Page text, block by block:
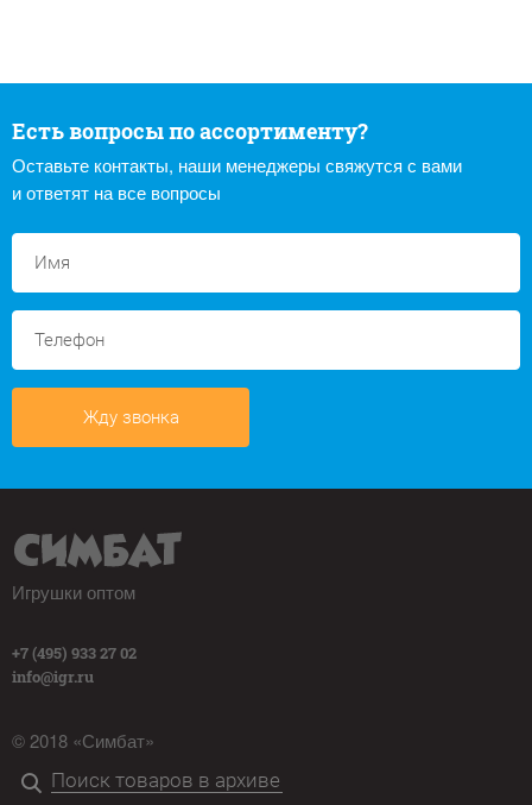
Есть вопросы по ассортименту?
Оставьте контакты, наши менеджеры свяжутся с вами
и ответят на все вопросы
Жду звонка
Игрушки оптом
+7 (495) 933 27 02
info@igr.ru
© 2018 «Симбат»